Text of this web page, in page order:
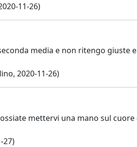
11-26)
media e non ritengo giuste
2020-11-26)
mettervi una mano sul
27)